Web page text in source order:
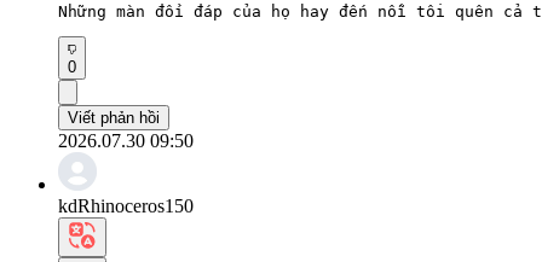
Những màn đối đáp của họ hay đến nỗi tôi quên cả
0
Viết phản hồi
2026.07.30 09:50
kdRhinoceros150